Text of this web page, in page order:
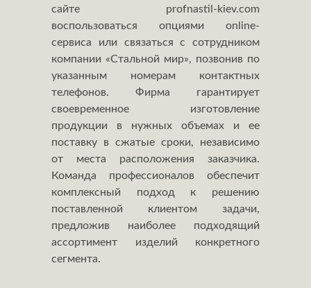
сайте profnastil-kiev.com
воспользоваться опциями online-
сервиса или связаться с сотрудником
компании «Стальной мир», позвонив по
указанным номерам контактных
телефонов. Фирма гарантирует
своевременное изготовление
продукции в нужных объемах и ее
поставку в сжатые сроки, независимо
от места расположения заказчика.
Команда профессионалов обеспечит
комплексный подход к решению
поставленной клиентом задачи,
предложив наиболее подходящий
ассортимент изделий конкретного
сегмента.